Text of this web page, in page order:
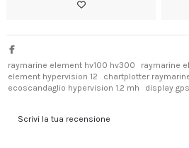
raymarine element hv100 hv300
raymarine
element hypervision 12
chartplotter
ecoscandaglio hypervision 1.2 mh
display
Scrivi la tua recensione